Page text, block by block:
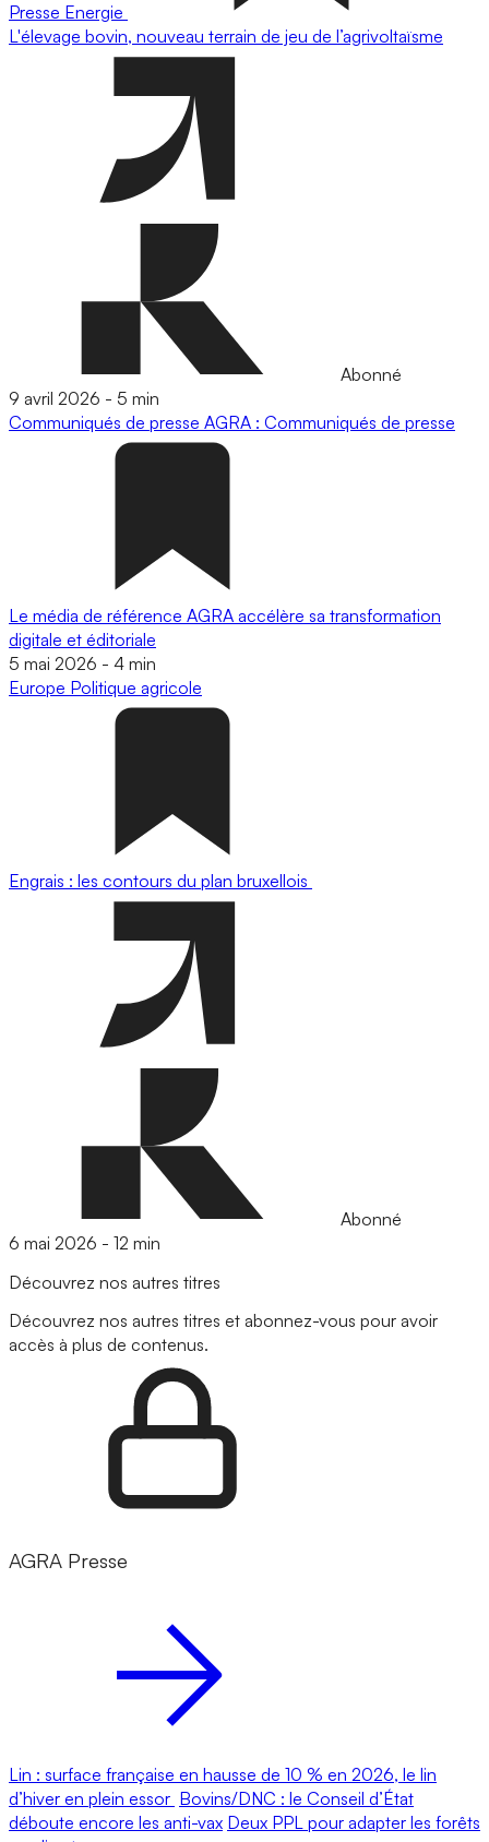
Presse Energie
L'élevage bovin, nouveau terrain de jeu de l’agrivoltaïsme
Abonné
9 avril 2026 - 5 min
Communiqués de presse AGRA : Communiqués de presse
Le média de référence AGRA accélère sa transformation
digitale et éditoriale
5 mai 2026 - 4 min
Europe Politique agricole
Engrais : les contours du plan bruxellois
Abonné
6 mai 2026 - 12 min
Découvrez nos autres titres
Découvrez nos autres titres et abonnez-vous pour avoir
accès à plus de contenus.
AGRA Presse
Lin : surface française en hausse de 10 % en 2026, le lin
d’hiver en plein essor Bovins/DNC : le Conseil d’État
déboute encore les anti-vax Deux PPL pour adapter les forêts